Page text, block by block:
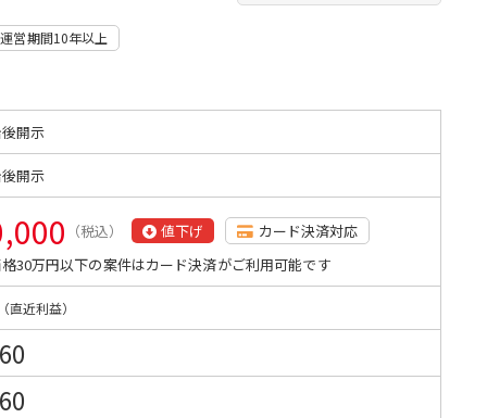
運営期間10年以上
開示
開示
（税込） 値下げ
カード決済対応
30万円以下の案件はカード決済がご利用可能です
直近利益）